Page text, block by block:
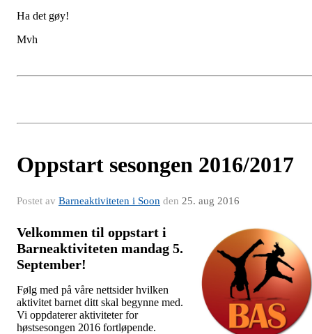
Ha det gøy!
Mvh
Oppstart sesongen 2016/2017
Postet av Barneaktiviteten i Soon den 25. aug 2016
Velkommen til oppstart i
Barneaktiviteten mandag 5.
September!
Følg med på våre nettsider hvilken
aktivitet barnet ditt skal begynne med.
Vi oppdaterer aktiviteter for
høstsesongen 2016 fortløpende.